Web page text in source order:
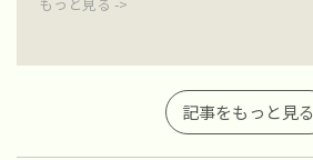
記事をもっと見る